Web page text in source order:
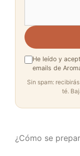
He leído y
emails de
Sin spam:
té.
¿Cómo se